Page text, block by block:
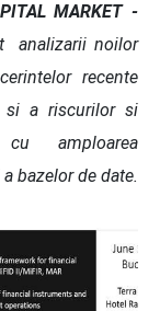
MARKET -
analizarii noilor
recente
si a riscurilor si
amploarea
bazelor de date.